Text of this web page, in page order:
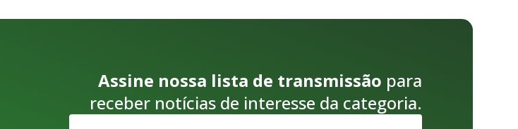
Assine nossa lista de transmissão para
receber notícias de interesse da categoria.